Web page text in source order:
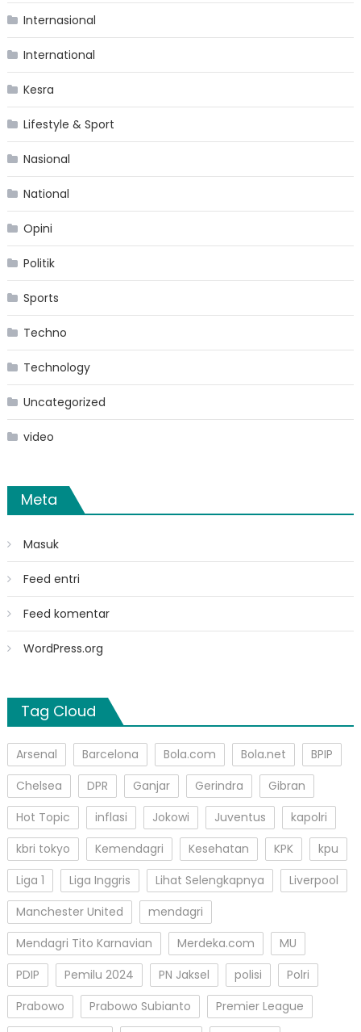
Internasional
International
Kesra
Lifestyle & Sport
Nasional
National
Opini
Politik
Sports
Techno
Technology
Uncategorized
video
Meta
Masuk
Feed entri
Feed komentar
WordPress.org
Tag Cloud
Arsenal Barcelona Bola.com Bola.net
BPIP
Chelsea
DPR Ganjar Gerindra
Gibran
Hot Topic
inflasi Jokowi Juventus
kapolri
kbri tokyo
Kemendagri Kesehatan KPK
kpu
Liga 1
Liga Inggris Lihat Selengkapnya
Liverpool
Manchester United
mendagri
Mendagri Tito Karnavian
Merdeka.com
MU
PDIP
Pemilu 2024 PN Jaksel polisi
Polri
Prabowo
Prabowo Subianto
Premier League